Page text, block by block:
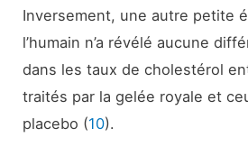
Inversement, une autre petite
l’humain n’a révélé aucune
dans les taux de cholestérol
traités par la gelée royale et
placebo (10).